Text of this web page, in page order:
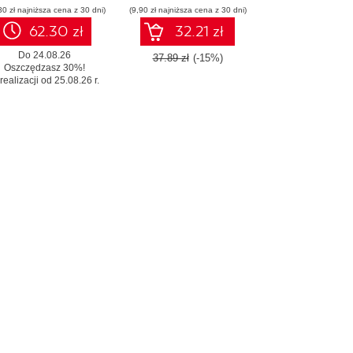
zł najniższa cena z 30 dni)
62.30 zł
Do 24.08.26
Oszczędzasz 30%!
od 25.08.26 r.
(9,90 zł najniższa cena z 30 dni)
32.21 zł
37.89 zł (-15%)